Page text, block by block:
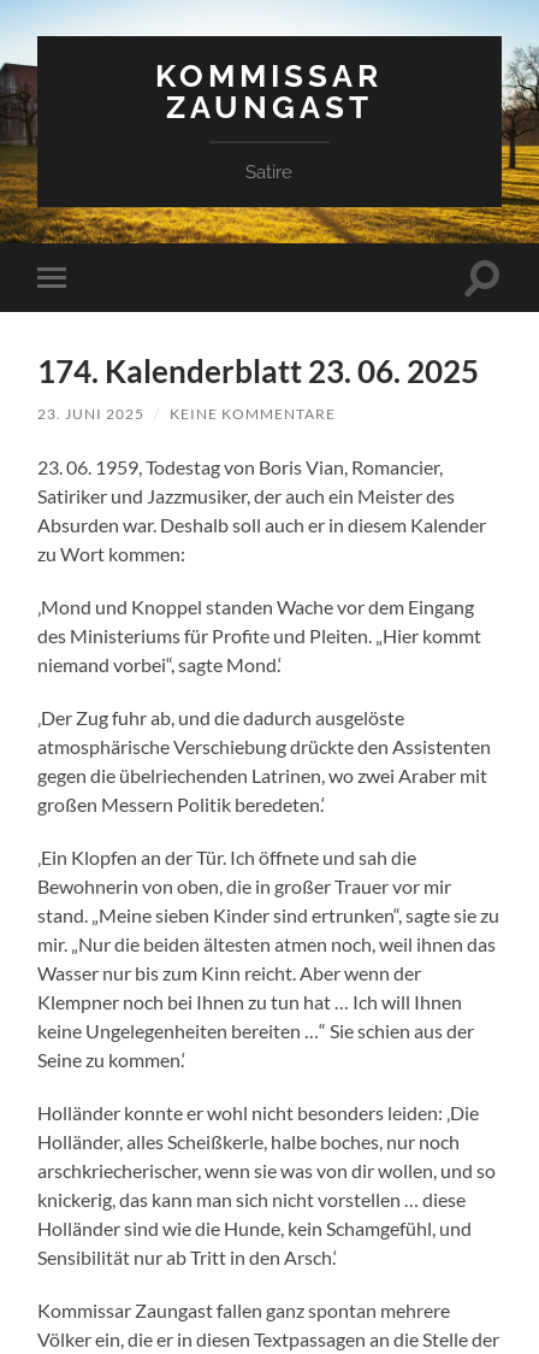
KOMMISSAR
ZAUNGAST
Satire
Mobile-
Menü
174. Kalenderblatt 23. 06. 2025
23. JUNI 2025 / KEINE KOMMENTARE
23. 06. 1959, Todestag von Boris Vian, Romancier,
Satiriker und Jazzmusiker, der auch ein Meister des
Absurden war. Deshalb soll auch er in diesem Kalender
zu Wort kommen:
‚Mond und Knoppel standen Wache vor dem Eingang
des Ministeriums für Profite und Pleiten. „Hier kommt
niemand vorbei“, sagte Mond.‘
‚Der Zug fuhr ab, und die dadurch ausgelöste
atmosphärische Verschiebung drückte den Assistenten
gegen die übelriechenden Latrinen, wo zwei Araber mit
großen Messern Politik beredeten.‘
‚Ein Klopfen an der Tür. Ich öffnete und sah die
Bewohnerin von oben, die in großer Trauer vor mir
stand. „Meine sieben Kinder sind ertrunken“, sagte sie zu
mir. „Nur die beiden ältesten atmen noch, weil ihnen das
Wasser nur bis zum Kinn reicht. Aber wenn der
Klempner noch bei Ihnen zu tun hat … Ich will Ihnen
keine Ungelegenheiten bereiten …“ Sie schien aus der
Seine zu kommen.‘
Holländer konnte er wohl nicht besonders leiden: ‚Die
Holländer, alles Scheißkerle, halbe boches, nur noch
arschkriecherischer, wenn sie was von dir wollen, und so
knickerig, das kann man sich nicht vorstellen … diese
Holländer sind wie die Hunde, kein Schamgefühl, und
Sensibilität nur ab Tritt in den Arsch.‘
Kommissar Zaungast fallen ganz spontan mehrere
Völker ein, die er in diesen Textpassagen an die Stelle der